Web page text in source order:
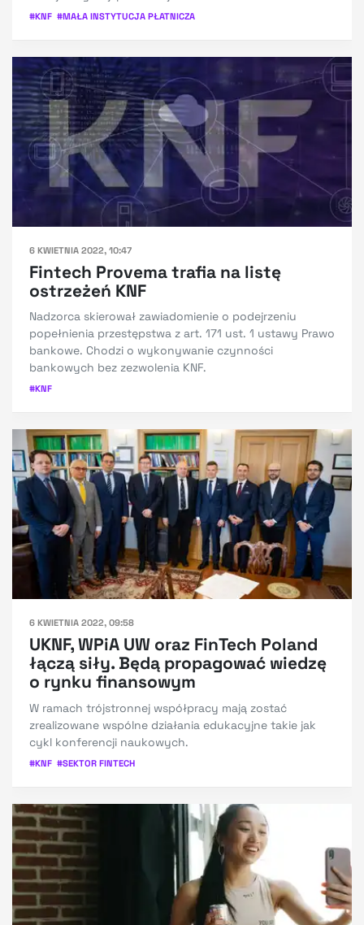
#KNF #MAŁA INSTYTUCJA PŁATNICZA
6 KWIETNIA 2022, 10:47
Fintech Provema trafia na listę
ostrzeżeń KNF
Nadzorca skierował zawiadomienie o podejrzeniu
popełnienia przestępstwa z art. 171 ust. 1 ustawy Prawo
bankowe. Chodzi o wykonywanie czynności
bankowych bez zezwolenia KNF.
#KNF
6 KWIETNIA 2022, 09:58
UKNF, WPiA UW oraz FinTech Poland
łączą siły. Będą propagować wiedzę
o rynku finansowym
W ramach trójstronnej współpracy mają zostać
zrealizowane wspólne działania edukacyjne takie jak
cykl konferencji naukowych.
#KNF #SEKTOR FINTECH